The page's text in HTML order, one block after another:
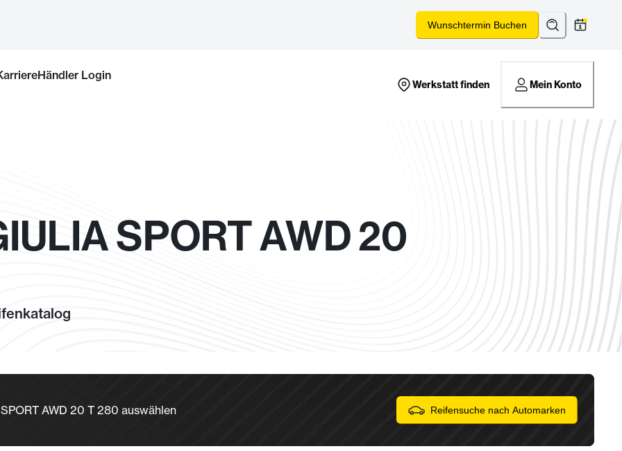
Wunschtermin Buchen Suchen*
Händler Login
Werkstatt finden Mein Konto
SPORT AWD 20
AWD 20 T 280 auswählen Reifensuche nach Automarken